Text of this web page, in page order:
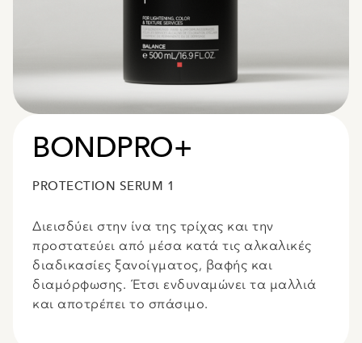
BONDPRO+
PROTECTION SERUM 1
Διεισδύει στην ίνα της τρίχας και την
προστατεύει από μέσα κατά τις αλκαλικές
διαδικασίες ξανοίγματος, βαφής και
διαμόρφωσης. Έτσι ενδυναμώνει τα μαλλιά
και αποτρέπει το σπάσιμο.